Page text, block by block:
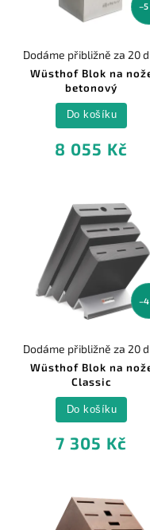
–5
Wüsthof Blok na
betonový
Dodáme přibližně za 20
8 055 Kč
Do košíku
–4
Wüsthof Blok na
Classic
Dodáme přibližně za 20
7 305 Kč
Do košíku